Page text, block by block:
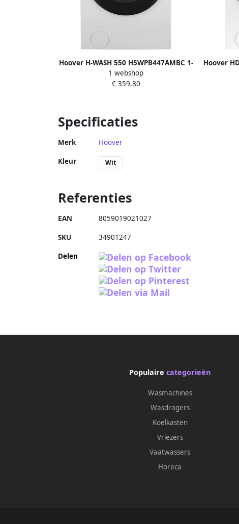
Hoover H-WASH 550 H5WPB447AMBC 1-
S wasmachine Voorlader 7 kg 1400
RPM Wit
1 webshop
€ 359,80
Hoover
9 kg –
Specificaties
Merk Hoover
Kleur Wit
Referenties
EAN 8059019021027
SKU 34901247
Delen
Populaire categorieën
Wasmachines
Wasdrogers
Koelkasten
Vriezers
Vaatwassers
Horeca